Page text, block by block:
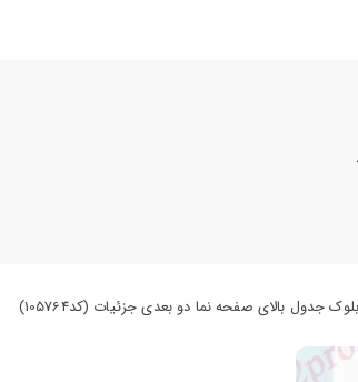
بالای صفحه نما دو بعدی جزئیات (کد105764)